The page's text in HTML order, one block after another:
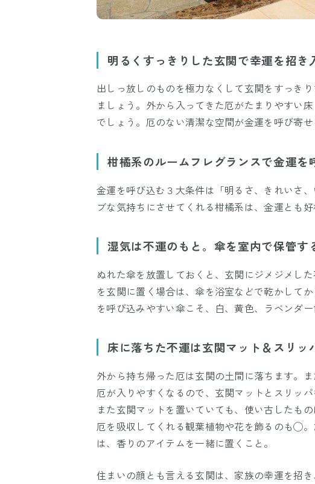
明るくすっきりした玄関で幸運を招き
出しっ放しのものを極力なくして玄関をすっき
ましょう。外から入ってきた厄がたまりやすい
でしょう。厄のない清潔な空間が金運を呼び寄せ
柑橘系のルームフレグランスで金運を
金運を呼び込む３大条件は「明るさ、きれいさ
ブな気持ちにさせてくれる柑橘系は、金運とも好
湿気は不運のもと。傘を室内で保管す
ぬれた傘を放置しておくと、玄関にジメジメし
を玄関に置く場合は、傘を浴室などで乾かして
を呼び込みやすい傘こそ、白、黄色、ラベンダ
床に落ちた不運は玄関マット＆スリッ
外から持ち帰った厄は玄関の土間に落ちます。
厄が入りやすくなるので、玄関マットとスリッ
また玄関マットを置いていても、使い古したも
厄を吸収してくれる観葉植物や花を飾るのも◯
は、香りのアイテムを一緒に置くこと。
住まいの顔とも言える玄関は、家族の幸運を招